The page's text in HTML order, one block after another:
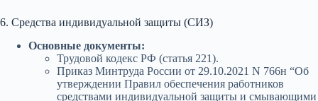
6. Средства индивидуальной защиты (СИЗ)
Основные документы:
Трудовой кодекс РФ (статья 221).
Приказ Минтруда России от 29.10.2021 N 766н “Об
утверждении Правил обеспечения работников
средствами индивидуальной защиты и смывающими